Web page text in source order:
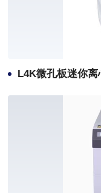
L4K微孔板迷你离